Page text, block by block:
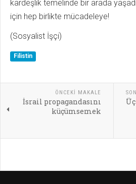
kardeşlik temelinde bir arada
için hep birlikte mücadeleye!
(Sosyalist İşçi)
Filistin
ÖNCEKI MAKALE
İsrail propagandasını
küçümsemek